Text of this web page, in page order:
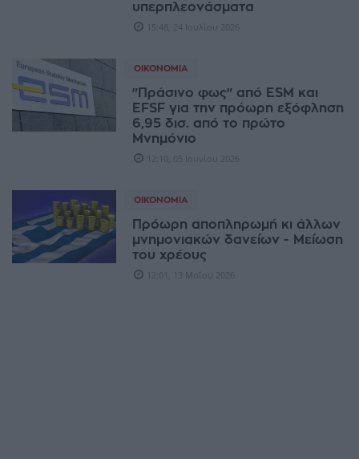
υπερπλεονάσματα
15:48, 24 Ιουλίου 2026
ΟΙΚΟΝΟΜΊΑ
"Πράσινο φως" από ESM και
ΕFSF για την πρόωρη εξόφληση
6,95 δισ. από το πρώτο
Μνημόνιο
12:10, 05 Ιουνίου 2026
ΟΙΚΟΝΟΜΊΑ
Πρόωρη αποπληρωμή κι άλλων
μνημονιακών δανείων - Μείωση
του χρέους
12:01, 13 Μαΐου 2026